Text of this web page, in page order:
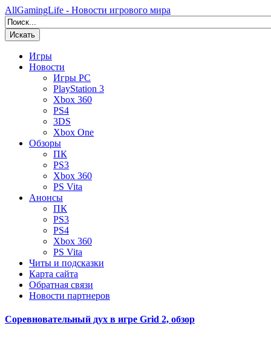
AllGamingLife - Новости игрового мира
Искать
Игры
Новости
Игры PC
PlayStation 3
Xbox 360
PS4
3DS
Xbox One
Обзоры
ПК
PS3
Xbox 360
PS Vita
Анонсы
ПК
PS3
PS4
Xbox 360
PS Vita
Читы и подсказки
Карта сайта
Обратная связи
Новости партнеров
Соревновательный дух в игре Grid 2, обзор